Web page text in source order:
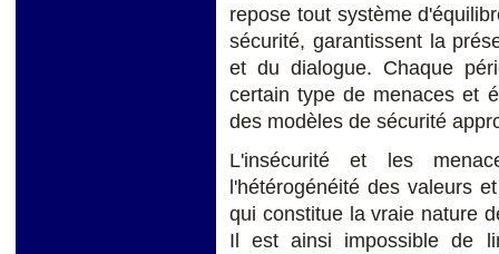
repose tout système
sécurité, garantissent la
et du dialogue. Chaque
certain type de menaces et
des modèles de sécurité
L'insécurité et les
l'hétérogénéité des valeurs
qui constitue la vraie nature
Il est ainsi impossible de